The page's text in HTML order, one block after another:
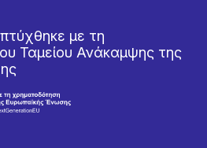
με τη
Ταμείου Ανάκαμψης της